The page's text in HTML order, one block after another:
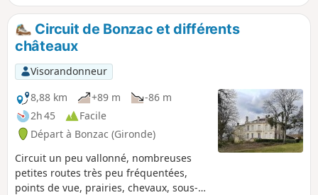
Circuit de Bonzac et différents
châteaux
Visorandonneur
8,88 km
+89 m
-86 m
2h 45
Facile
Départ à Bonzac (Gironde)
Circuit un peu vallonné, nombreuses
petites routes très peu fréquentées,
points de vue, prairies, chevaux, sous-